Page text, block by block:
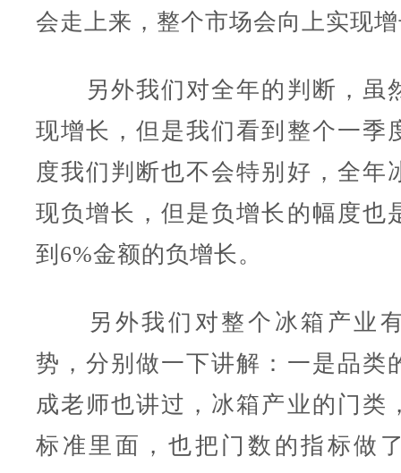
会走上来，整个市场会向上实现
另外我们对全年的判断，虽
现增长，但是我们看到整个一季
度我们判断也不会特别好，全年
现负增长，但是负增长的幅度也
到6%金额的负增长。
另外我们对整个冰箱产业
势，分别做一下讲解：一是品类
成老师也讲过，冰箱产业的门类
标准里面，也把门数的指标做